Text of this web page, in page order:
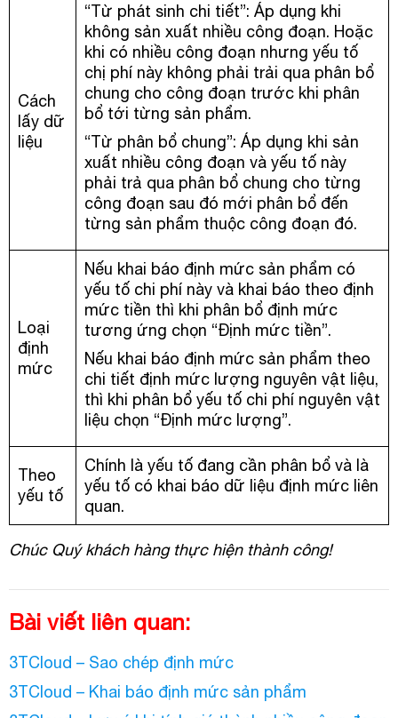
Cách
lấy dữ
liệu
“Từ phát sinh chi tiết”: Áp dụng khi
không sản xuất nhiều công đoạn. Hoặc
khi có nhiều công đoạn nhưng yếu tố
chị phí này không phải trải qua phân bổ
chung cho công đoạn trước khi phân
bổ tới từng sản phẩm.
“Từ phân bổ chung”: Áp dụng khi sản
xuất nhiều công đoạn và yếu tố này
phải trả qua phân bổ chung cho từng
công đoạn sau đó mới phân bổ đến
từng sản phẩm thuộc công đoạn đó.
Loại
định
mức
Nếu khai báo định mức sản phẩm có
yếu tố chi phí này và khai báo theo định
mức tiền thì khi phân bổ định mức
tương ứng chọn “Định mức tiền”.
Nếu khai báo định mức sản phẩm theo
chi tiết định mức lượng nguyên vật liệu,
thì khi phân bổ yếu tố chi phí nguyên vật
liệu chọn “Định mức lượng”.
Theo
yếu tố
Chính là yếu tố đang cần phân bổ và là
yếu tố có khai báo dữ liệu định mức liên
quan.
Chúc Quý khách hàng thực hiện thành công!
Bài viết liên quan:
3TCloud – Sao chép định mức
3TCloud – Khai báo định mức sản phẩm